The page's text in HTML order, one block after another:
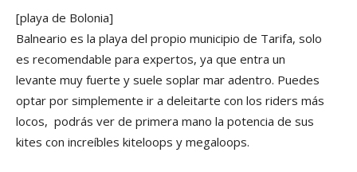
[playa de Bolonia]
Balneario es la playa del propio municipio de Tarifa, solo
es recomendable para expertos, ya que entra un
levante muy fuerte y suele soplar mar adentro. Puedes
optar por simplemente ir a deleitarte con los riders más
locos, podrás ver de primera mano la potencia de sus
kites con increíbles kiteloops y megaloops.